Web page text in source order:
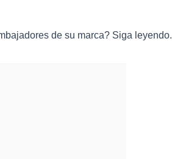
de su marca? Siga leyendo.